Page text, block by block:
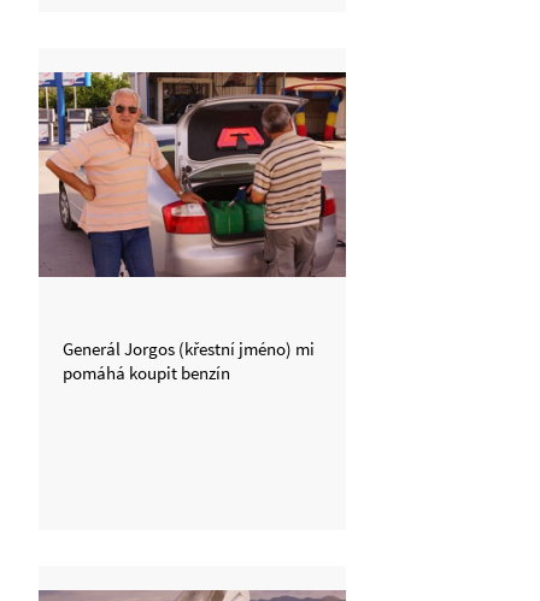
Generál Jorgos (křestní jméno) mi
pomáhá koupit benzín